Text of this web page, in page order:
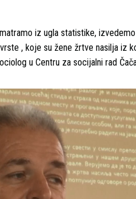
iz ugla statistike,
, koje su žene žrtve nasilja iz
u Centru za socijalni rad